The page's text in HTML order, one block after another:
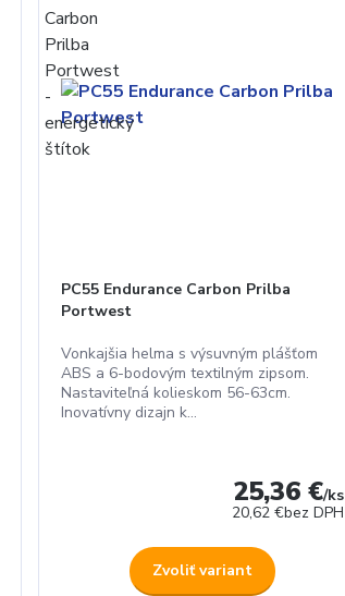
PC55 Endurance Carbon Prilba
Portwest
Vonkajšia helma s výsuvným plášťom
ABS a 6-bodovým textilným zipsom.
Nastaviteľná kolieskom 56-63cm.
Inovatívny dizajn k...
25,36 €/ks
20,62 €bez DPH
Zvoliť variant